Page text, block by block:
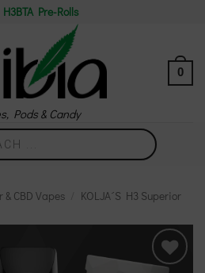
Pre-Rolls
Pods & Candy
0
CBD Vapes
KOLJA´S H3 Superior